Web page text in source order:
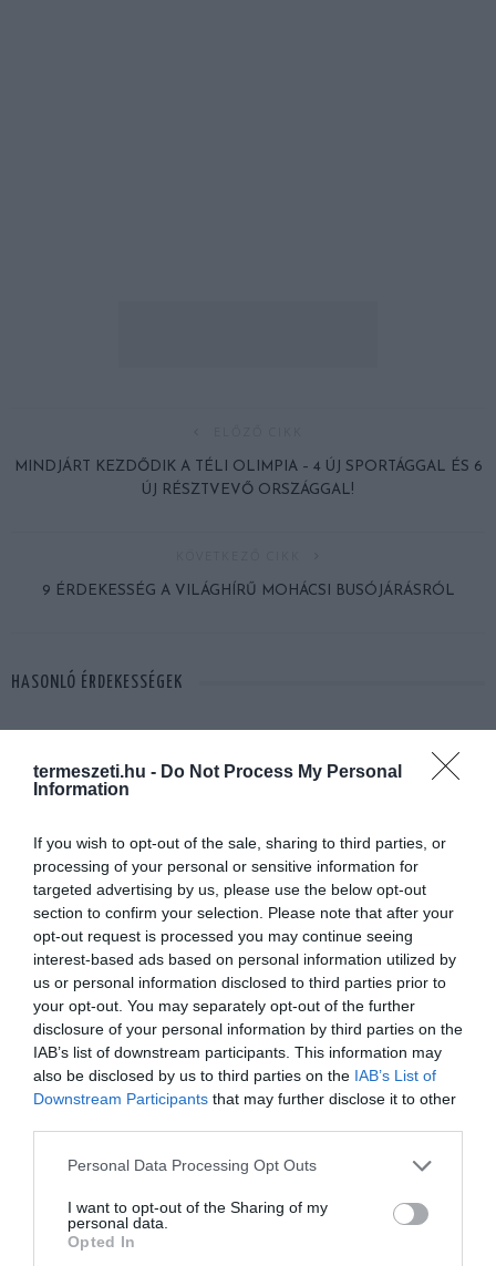
termeszeti.hu - Do Not Process My Personal
Information
If you wish to opt-out of the sale, sharing to third parties, or
processing of your personal or sensitive information for
targeted advertising by us, please use the below opt-out
section to confirm your selection. Please note that after your
opt-out request is processed you may continue seeing
interest-based ads based on personal information utilized by
us or personal information disclosed to third parties prior to
your opt-out. You may separately opt-out of the further
disclosure of your personal information by third parties on the
IAB’s list of downstream participants. This information may
also be disclosed by us to third parties on the IAB’s List of
Downstream Participants that may further disclose it to other
Please note that this website/app uses one or more Google
not limited to your visit or usage behaviour. You may click to
grant or deny consent to Google and its third-party tags to
use your data for below specified purposes in below Google
Personal Data Processing Opt Outs
I want to opt-out of the Sharing of my
personal data.
Opted In
MINDJÁRT KEZDŐDIK A TÉLI OLIMPIA – 4 ÚJ SPORTÁGGAL ÉS 6
ÚJ RÉSZTVEVŐ ORSZÁGGAL!
9 ÉRDEKESSÉG A VILÁGHÍRŰ MOHÁCSI BUSÓJÁRÁSRÓL
HASONLÓ ÉRDEKESSÉGEK
KIRÁNDULÁS A
PANNONHALMI
ARBORÉTUMBA
2026-08-04
KIRÁNDULÁS PANNONHALMA
KÖRNYÉKÉN: TERMÉSZET,
SZŐLŐ ÉS KOMLÓ
TALÁLKOZÁSA
2026-08-04